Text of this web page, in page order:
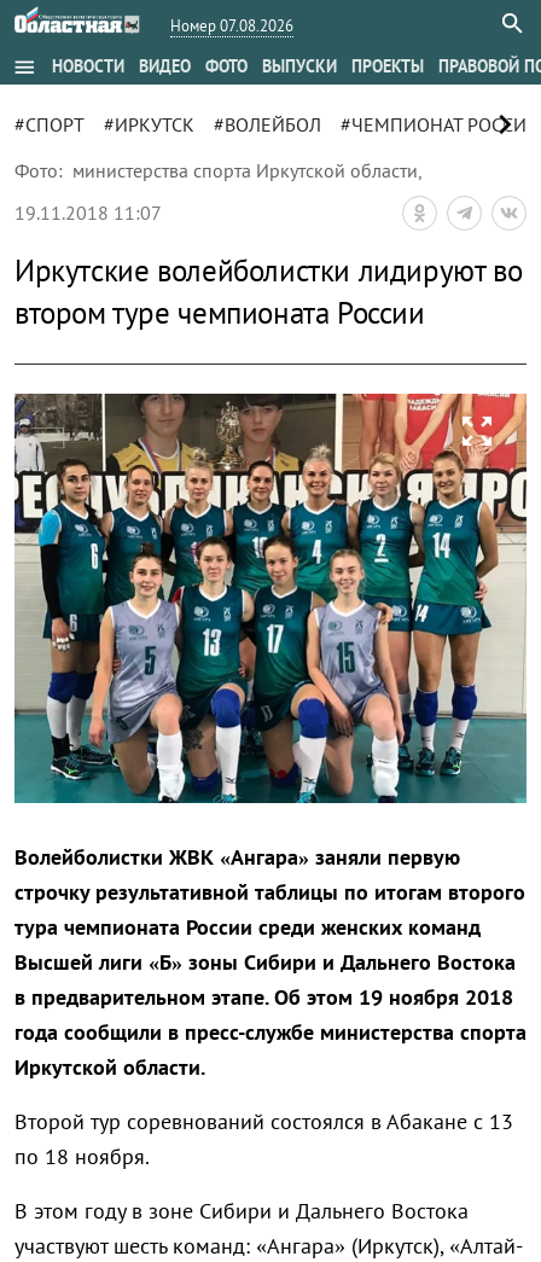
Номер 07.08.2026
menu НОВОСТИ ВИДЕО ФОТО ВЫПУСКИ ПРОЕКТЫ ПРАВОВОЙ
#СПОРТ #ИРКУТСК #ВОЛЕЙБОЛ #ЧЕМПИОНАТ РОССИИ
chevron_right
Фото: министерства спорта Иркутской области,
19.11.2018 11:07
Иркутские волейболистки лидируют во
втором туре чемпионата России
zoom_out_map
Волейболистки ЖВК «Ангара» заняли первую
строчку результативной таблицы по итогам второго
тура чемпионата России среди женских команд
Высшей лиги «Б» зоны Сибири и Дальнего Востока
в предварительном этапе. Об этом 19 ноября 2018
года сообщили в пресс-службе министерства спорта
Иркутской области.
Второй тур соревнований состоялся в Абакане с 13
по 18 ноября.
В этом году в зоне Сибири и Дальнего Востока
участвуют шесть команд: «Ангара» (Иркутск), «Алтай-